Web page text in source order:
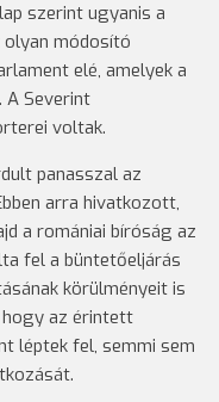
szerint ugyanis a
módosító
elé, amelyek a
Severint
voltak.
panasszal az
arra hivatkozott,
a romániai bíróság az
fel a büntetőeljárás
körülményeit is
az érintett
léptek fel, semmi sem